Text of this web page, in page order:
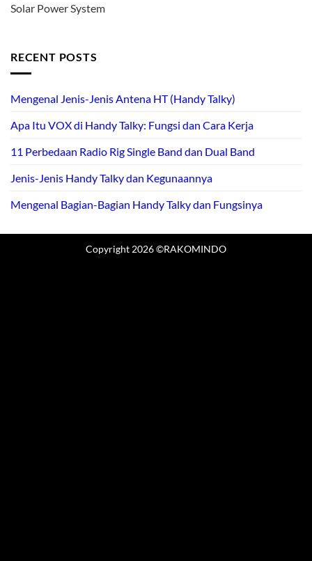
Solar Power System
RECENT POSTS
Mengenal Jenis-Jenis Antena HT (Handy Talky)
Apa Itu VOX di Handy Talky: Fungsi dan Cara Kerja
11 Perbedaan Radio Rig Single Band dan Dual Band
Jenis-Jenis Handy Talky dan Kegunaannya
Mengenal Bagian-Bagian Handy Talky dan Fungsinya
Copyright 2026 ©RAKOMINDO